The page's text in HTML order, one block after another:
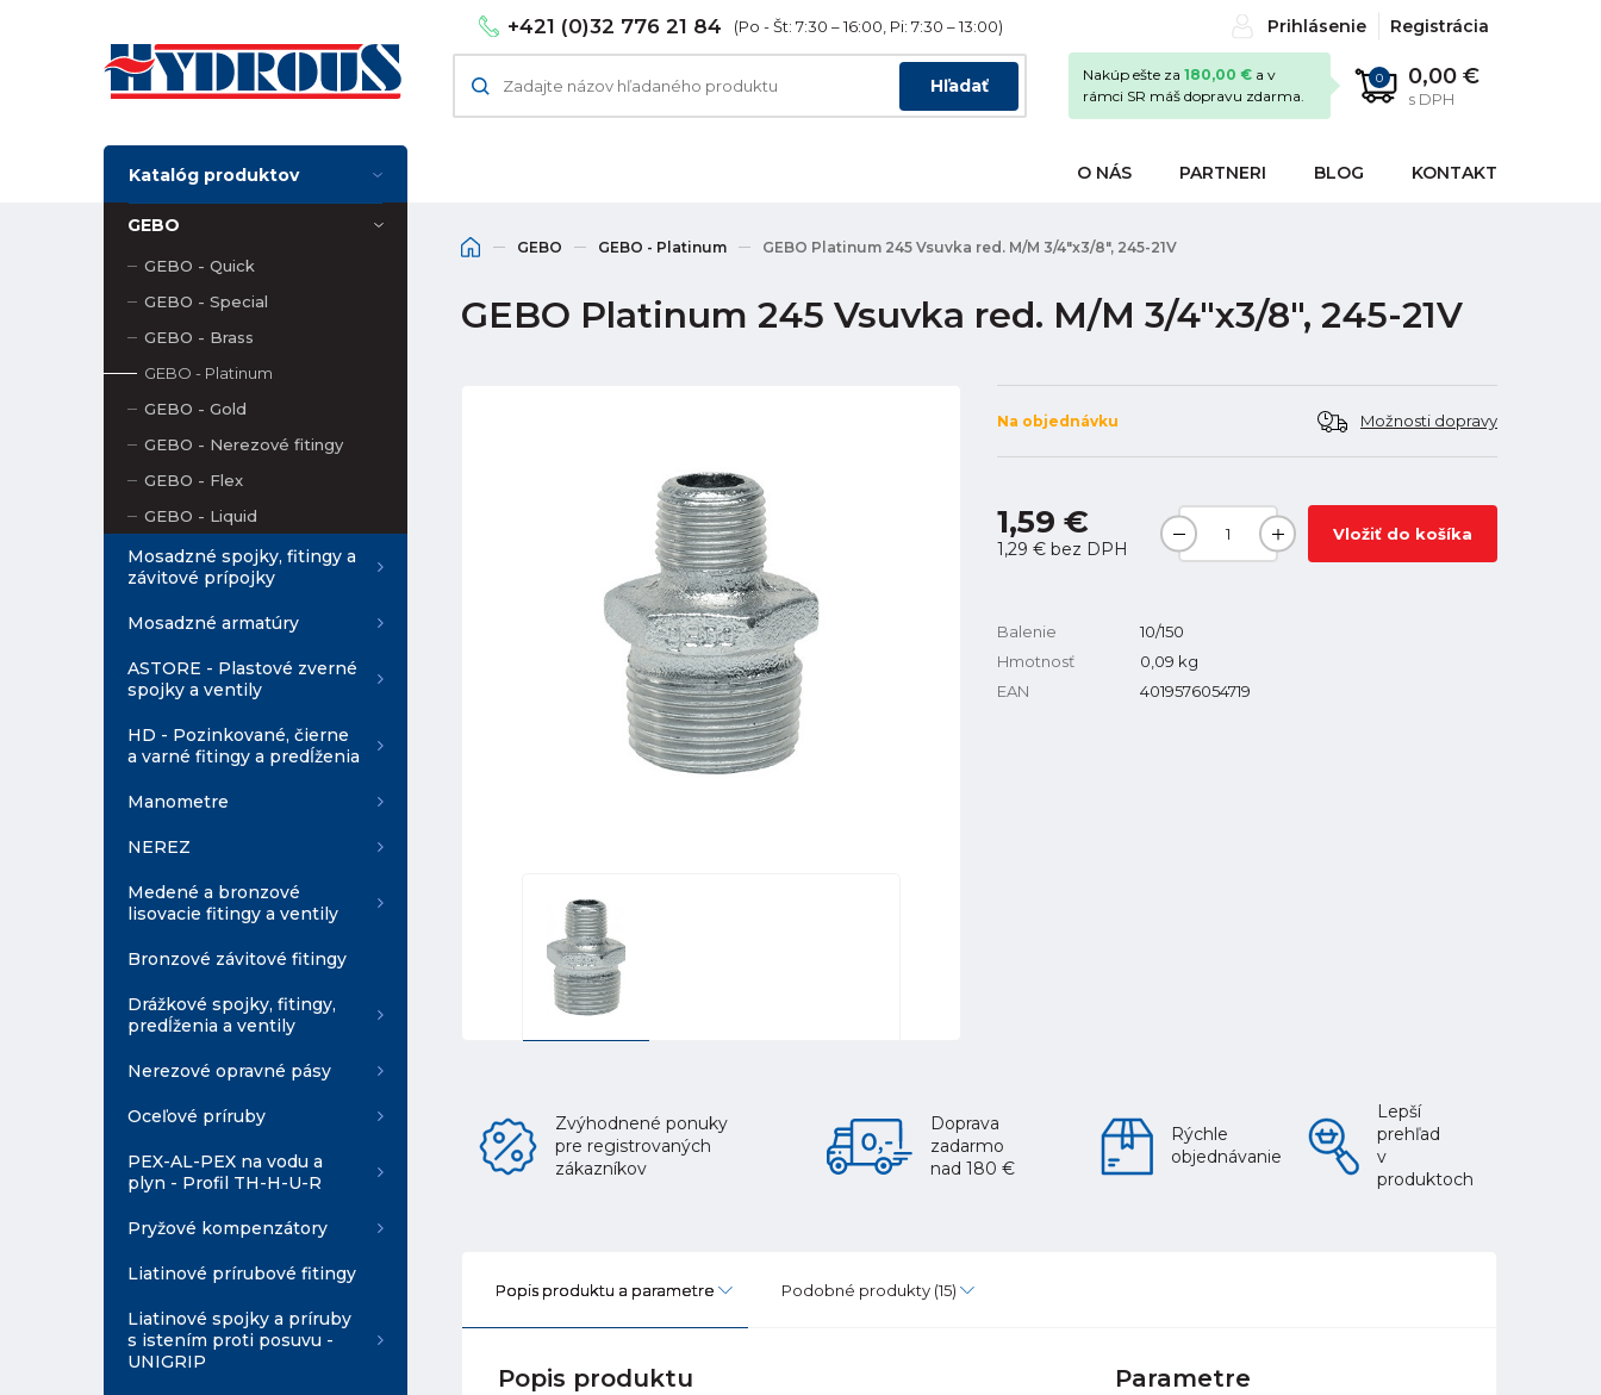
+421 (0)32 776 21 84 (Po - Št: 7:30 – 16:00, Pi: 7:30 – 13:00) Prihlásenie Registrácia
Hľadať 0 0,00 €
s DPH
Nakúp ešte za 180,00 € a v
rámci SR máš dopravu zdarma.
O NÁS PARTNERI BLOG KONTAKT
Katalóg produktov
GEBO
GEBO - Quick
GEBO - Special
GEBO - Brass
GEBO - Platinum
GEBO - Gold
GEBO - Nerezové fitingy
GEBO - Flex
GEBO - Liquid
Mosadzné spojky, fitingy a
závitové prípojky
Mosadzné armatúry
ASTORE - Plastové zverné
spojky a ventily
HD - Pozinkované, čierne
a varné fitingy a predĺženia
Manometre
NEREZ
Medené a bronzové
lisovacie fitingy a ventily
Bronzové závitové fitingy
Drážkové spojky, fitingy,
predĺženia a ventily
Nerezové opravné pásy
Oceľové príruby
PEX-AL-PEX na vodu a
plyn - Profil TH-H-U-R
Pryžové kompenzátory
Liatinové prírubové fitingy
Liatinové spojky a príruby
s istením proti posuvu -
UNIGRIP
GEBO GEBO - Platinum GEBO Platinum 245 Vsuvka red. M/M 3/4"x3/8", 245-21V
GEBO Platinum 245 Vsuvka red. M/M 3/4"x3/8", 245-21V
Na objednávku Možnosti dopravy
1,59 €
1,29 € bez DPH
Vložiť do košíka
Balenie
10/150
Hmotnosť
0,09 kg
EAN
4019576054719
Zvýhodnené ponuky
pre registrovaných
zákazníkov
Doprava
zadarmo
nad 180 €
Rýchle
objednávanie
Lepší
prehľad
v
produktoch
Popis produktu a parametre Podobné produkty (15)
Popis produktu Parametre